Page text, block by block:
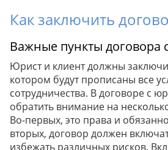
Как заключить
Важные пункты договора
Юрист и клиент должны
котором будут прописаны все
сотрудничества. В договоре с
обратить внимание на
Во-первых, это права и
вторых, договор должен
избежать различных рисков.